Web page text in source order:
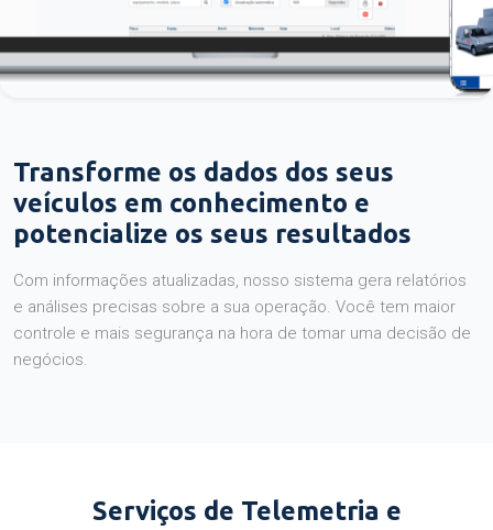
Transforme os dados dos seus
veículos em conhecimento e
potencialize os seus resultados
Com informações atualizadas, nosso sistema gera relatórios
e análises precisas sobre a sua operação. Você tem maior
controle e mais segurança na hora de tomar uma decisão de
negócios.
Serviços de Telemetria e